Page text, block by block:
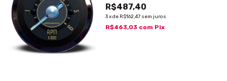
R$487,40
3xde R$162,47 sem juros
R$463,03 com Pix